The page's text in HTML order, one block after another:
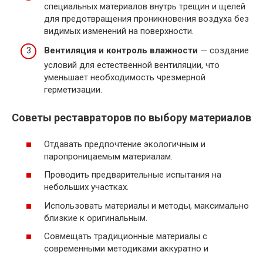
специальных материалов внутрь трещин и щелей
для предотвращения проникновения воздуха без
видимых изменений на поверхности.
Вентиляция и контроль влажности — создание
условий для естественной вентиляции, что
уменьшает необходимость чрезмерной
герметизации.
Советы реставраторов по выбору материалов
Отдавать предпочтение экологичным и
паропроницаемым материалам.
Проводить предварительные испытания на
небольших участках.
Использовать материалы и методы, максимально
близкие к оригинальным.
Совмещать традиционные материалы с
современными методиками аккуратно и